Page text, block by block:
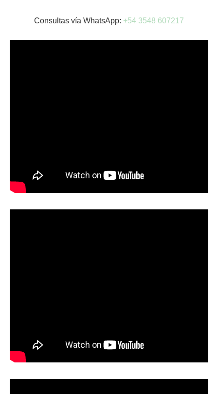
Consultas vía WhatsApp: +54 3548 607217